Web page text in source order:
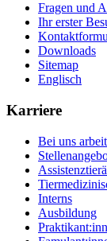
Fragen und
Ihr erster
Downloads
Sitemap
Englisch
Karriere
Bei uns
Interns
Ausbildung